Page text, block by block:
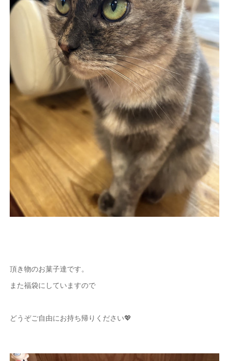
頂き物のお菓子達です。
また福袋にしていますので
どうぞご自由にお持ち帰りください💖